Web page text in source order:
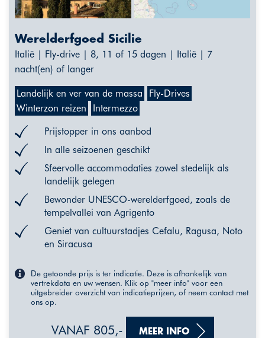
Werelderfgoed Sicilie
Italië | Fly-drive | 8, 11 of 15 dagen | Italië | 7
nacht(en) of langer
Landelijk en ver van de massa
Fly-Drives
Winterzon reizen
Intermezzo
Prijstopper in ons aanbod
In alle seizoenen geschikt
Sfeervolle accommodaties zowel stedelijk als
landelijk gelegen
Bewonder UNESCO-werelderfgoed, zoals de
tempelvallei van Agrigento
Geniet van cultuurstadjes Cefalu, Ragusa, Noto
en Siracusa
De getoonde prijs is ter indicatie. Deze is afhankelijk van
vertrekdata en uw wensen. Klik op "meer info" voor een
uitgebreider overzicht van indicatieprijzen, of neem contact met
ons op.
VANAF 805,- MEER INFO